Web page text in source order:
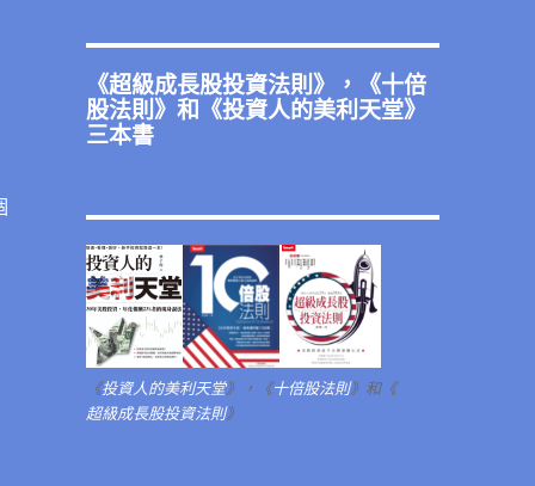
《超級成長股投資法則》，《十倍
股法則》和《投資人的美利天堂》
三本書
《投資人的美利天堂》，《十倍股法則》和《
超級成長股投資法則》